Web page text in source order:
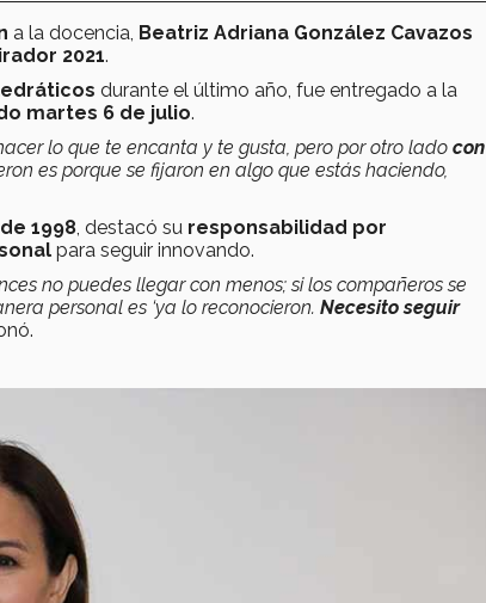
a la docencia, Beatriz Adriana González Cavazos
2021.
durante el último año, fue entregado a la
martes 6 de julio.
lo que te encanta y te gusta, pero por otro lado con
es porque se fijaron en algo que estás haciendo,
1998 , destacó su responsabilidad por
para seguir innovando.
no puedes llegar con menos; si los compañeros se
personal es ‘ya lo reconocieron. Necesito seguir